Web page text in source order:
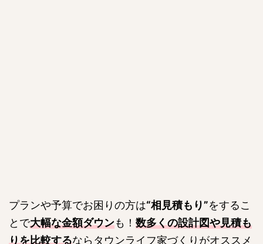
プランや予算でお困りの方は“相見積もり”をするこ
とで大幅な金額ダウンも！ 数多くの設計図や見積も
りを比較するならタウンライフ家づくりがオススメ